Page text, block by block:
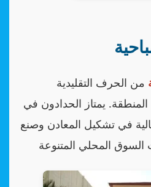
من الحرف التقليدية
المنطقة. يمتاز الحدادون في
في تشكيل المعادن وصنع